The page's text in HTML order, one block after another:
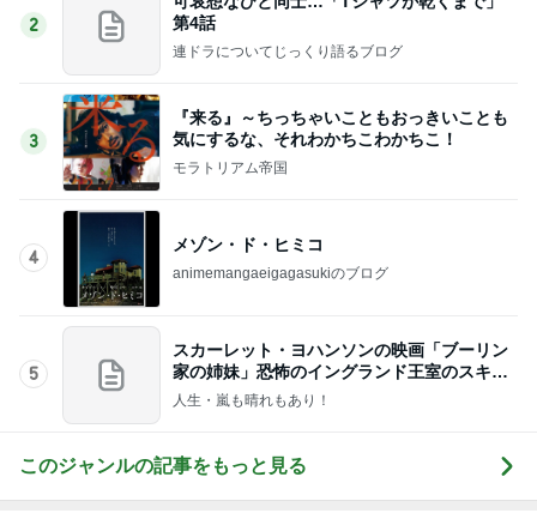
2
第4話
連ドラについてじっくり語るブログ
3
『来る』～ちっちゃいこともおっきいことも
気にするな、それわかちこわかちこ！
モラトリアム帝国
4
メゾン・ド・ヒミコ
animemangaeigagasukiのブログ
5
スカーレット・ヨハンソンの映画「ブーリン
家の姉妹」恐怖のイングランド王室のスキャ
ンダル！
人生・嵐も晴れもあり！
このジャンルの記事をもっと見る